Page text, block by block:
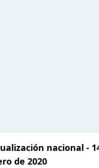
nacional -
de 2020